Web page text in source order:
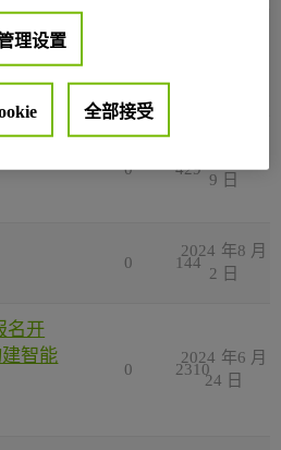
用小
智能
0 429
9 日
0 144
2024 年8 月
2 日
名开
智能
0 2310
2024 年6 月
24 日
理设置
全部接受